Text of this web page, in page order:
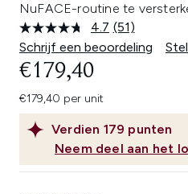
NuFACE-routine te
4.7 Lees
51
(51)
Schrijf een beoordeling
Verdien 179 punten
Neem deel aan het
€179,40
€179,40 per unit